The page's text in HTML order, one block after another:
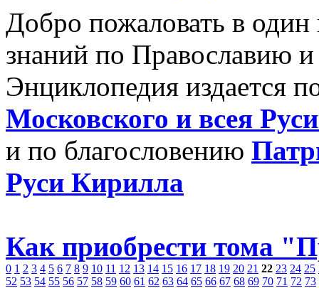
Добро пожаловать в
знаний по Православию
Энциклопедия издается
Московского и всея
и по благословению
Руси Кирилла
Как приобрести тома
0 1 2 3 4 5 6 7 8 9 10 11 12 13 14 15 16 17 18 19 20 21 22 23 24 25
52 53 54 55 56 57 58 59 60 61 62 63 64 65 66 67 68 69 70 71 72 73